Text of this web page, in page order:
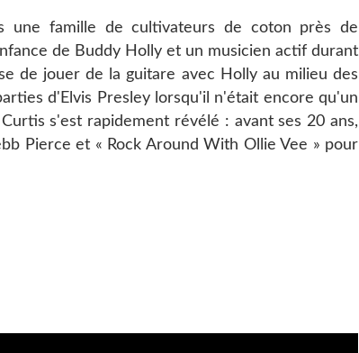
une famille de cultivateurs de coton près de
de Buddy Holly et un musicien actif durant
de jouer de la guitare avec Holly au milieu des
d'Elvis Presley lorsqu'il n'était encore qu'un
s'est rapidement révélé : avant ses 20 ans,
Pierce et « Rock Around With Ollie Vee » pour